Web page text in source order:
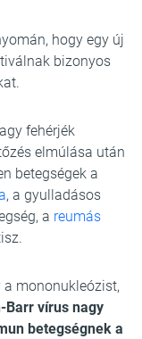
hogy egy új
bizonyos
fehérjék
elmúlása után
betegségek a
, a gyulladásos
a reumás
mononukleózist,
Barr vírus nagy
betegségnek a